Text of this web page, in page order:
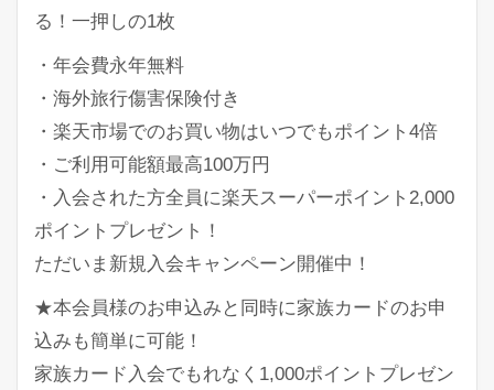
る！一押しの1枚
・年会費永年無料
・海外旅行傷害保険付き
・楽天市場でのお買い物はいつでもポイント4倍
・ご利用可能額最高100万円
・入会された方全員に楽天スーパーポイント2,000
ポイントプレゼント！
ただいま新規入会キャンペーン開催中！
★本会員様のお申込みと同時に家族カードのお申
込みも簡単に可能！
家族カード入会でもれなく1,000ポイントプレゼン